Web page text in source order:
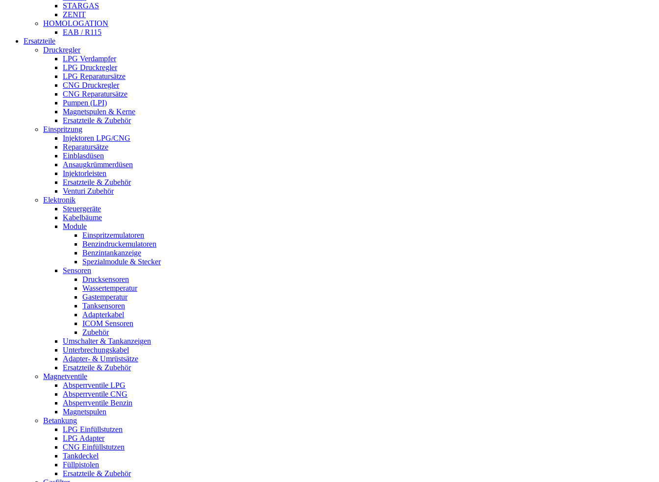
STARGAS
ZENIT
HOMOLOGATION
EAB / R115
Ersatzteile
Druckregler
LPG Verdampfer
LPG Druckregler
LPG Reparatursätze
CNG Druckregler
CNG Reparatursätze
Pumpen (LPI)
Magnetspulen & Kerne
Ersatzteile & Zubehör
Einspritzung
Injektoren LPG/CNG
Reparatursätze
Einblasdüsen
Ansaugkrümmerdüsen
Injektorleisten
Ersatzteile & Zubehör
Venturi Zubehör
Elektronik
Steuergeräte
Kabelbäume
Module
Einspritzemulatoren
Benzindruckemulatoren
Benzintankanzeige
Spezialmodule & Stecker
Sensoren
Drucksensoren
Wassertemperatur
Gastemperatur
Tanksensoren
Adapterkabel
ICOM Sensoren
Zubehör
Umschalter & Tankanzeigen
Unterbrechungskabel
Adapter- & Umrüstsätze
Ersatzteile & Zubehör
Magnetventile
Absperrventile LPG
Absperrventile CNG
Absperrventile Benzin
Magnetspulen
Betankung
LPG Einfüllstutzen
LPG Adapter
CNG Einfüllstutzen
Tankdeckel
Füllpistolen
Ersatzteile & Zubehör